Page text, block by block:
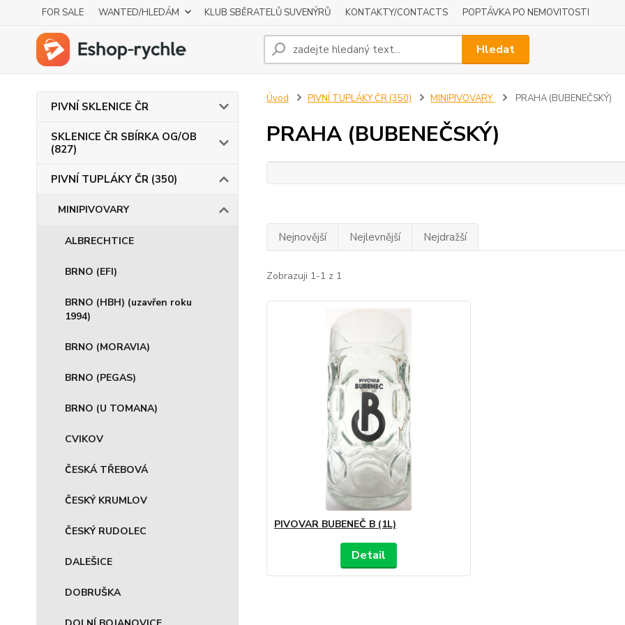
FOR SALE WANTED/HLEDÁM KLUB SBĚRATELŮ SUVENÝRŮ KONTAKTY/CONTACTS POPTÁVKA PO NEMOVITOSTI
Hledat
PIVNÍ SKLENICE ČR
SKLENICE ČR SBÍRKA OG/OB
(827)
PIVNÍ TUPLÁKY ČR (350)
MINIPIVOVARY
ALBRECHTICE
BRNO (EFI)
BRNO (HBH) (uzavřen roku
1994)
BRNO (MORAVIA)
BRNO (PEGAS)
BRNO (U TOMANA)
CVIKOV
ČESKÁ TŘEBOVÁ
ČESKÝ KRUMLOV
ČESKÝ RUDOLEC
DALEŠICE
DOBRUŠKA
Úvod PIVNÍ TUPLÁKY ČR (350) MINIPIVOVARY PRAHA (BUBENEČSKÝ)
PRAHA (BUBENEČSKÝ)
Nejnovější Nejlevnější Nejdražší
Zobrazuji 1-1 z 1
PIVOVAR BUBENEČ B (1L)
Detail